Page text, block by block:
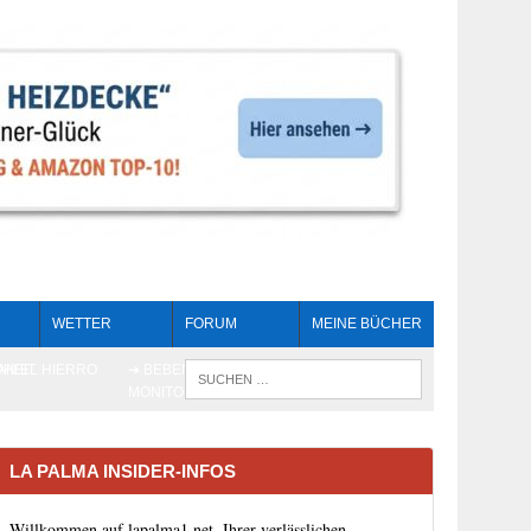
WETTER FORUM MEINE BÜCHER
LA PALMA INSIDER-INFOS